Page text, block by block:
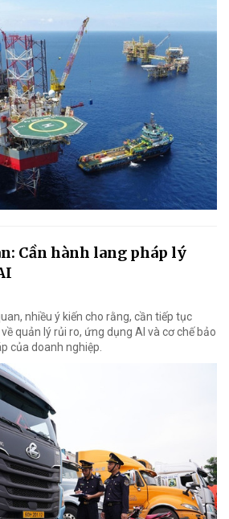
Cần hành lang pháp lý
nhiều ý kiến cho rằng, cần tiếp tục
quản lý rủi ro, ứng dụng AI và cơ chế bảo
của doanh nghiệp.